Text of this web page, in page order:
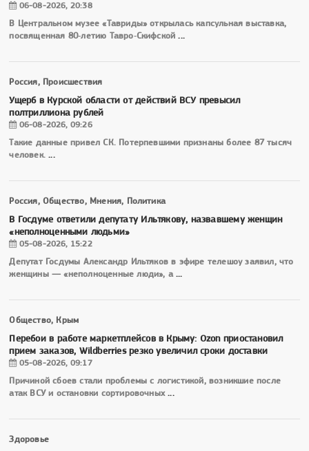
06-08-2026, 20:38
В Центральном музее «Тавриды» открылась капсульная выставка,
посвященная 80‑летию Тавро‑Скифской...
Россия, Происшествия
Ущерб в Курской области от действий ВСУ превысил
полтриллиона рублей
06-08-2026, 09:26
Такие данные привел СК. Потерпевшими признаны более 87 тысяч
человек....
Россия, Общество, Мнения, Политика
В Госдуме ответили депутату Ильтякову, назвавшему женщин
«неполноценными людьми»
05-08-2026, 15:22
Депутат Госдумы Александр Ильтяков в эфире телешоу заявил, что
женщины — «неполноценные люди», а...
Общество, Крым
Перебои в работе маркетплейсов в Крыму: Ozon приостановил
прием заказов, Wildberries резко увеличил сроки доставки
05-08-2026, 09:17
Причиной сбоев стали проблемы с логистикой, возникшие после
атак ВСУ и остановки сортировочных...
Здоровье